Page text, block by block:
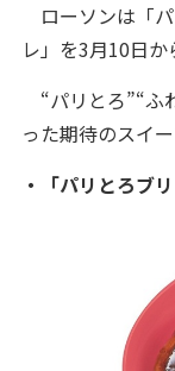
ローソンは「
レ」を3月10日か
“パリとろ”“ふ
った期待のスイー
・「パリとろブ